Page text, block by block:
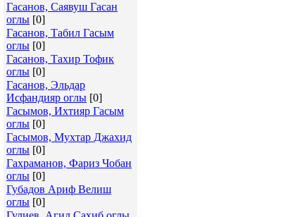
Гасанов, Саявуш Гасан
оглы [0]
Гасанов, Табил Гасым
оглы [0]
Гасанов, Тахир Тофик
оглы [0]
Гасанов, Эльдар
Исфандияр оглы [0]
Гасымов, Ихтияр Гасым
оглы [0]
Гасымов, Мухтар Джахид
оглы [0]
Гахраманов, Фариз Чобан
оглы [0]
Губадов Ариф Велиш
оглы [0]